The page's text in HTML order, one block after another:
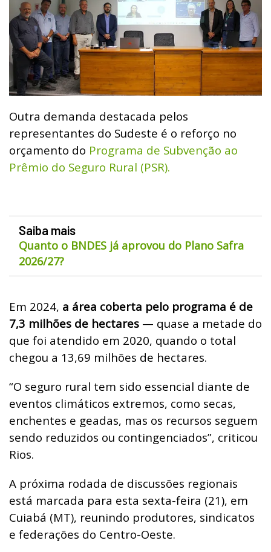
Outra demanda destacada pelos
representantes do Sudeste é o reforço no
orçamento do Programa de Subvenção ao
Prêmio do Seguro Rural (PSR).
Saiba mais
Quanto o BNDES já aprovou do Plano Safra
2026/27?
Em 2024, a área coberta pelo programa é de
7,3 milhões de hectares — quase a metade do
que foi atendido em 2020, quando o total
chegou a 13,69 milhões de hectares.
“O seguro rural tem sido essencial diante de
eventos climáticos extremos, como secas,
enchentes e geadas, mas os recursos seguem
sendo reduzidos ou contingenciados”, criticou
Rios.
A próxima rodada de discussões regionais
está marcada para esta sexta-feira (21), em
Cuiabá (MT), reunindo produtores, sindicatos
e federações do Centro-Oeste.